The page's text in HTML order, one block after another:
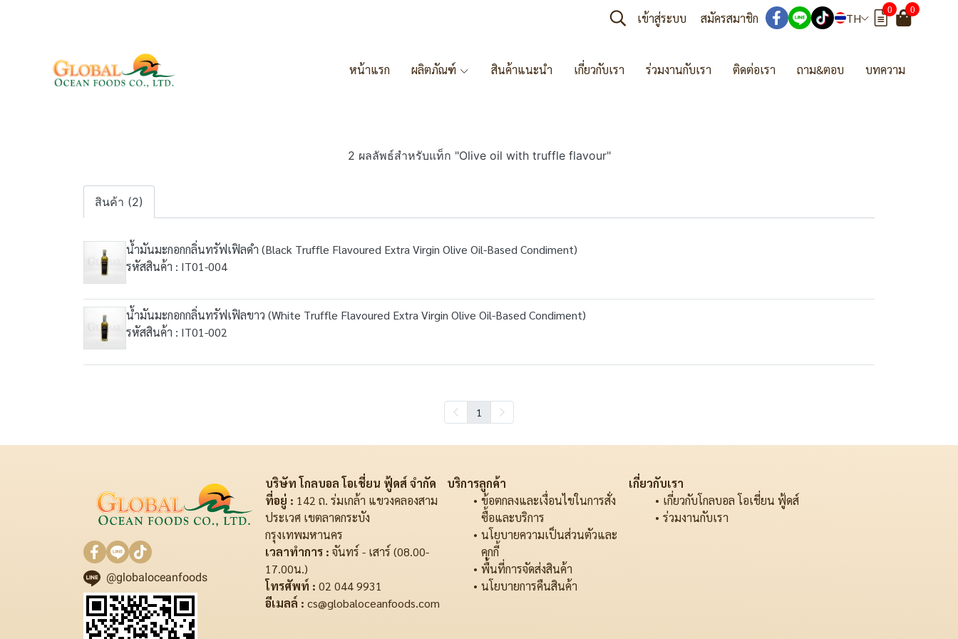
เข้าสู่ระบบ สมัครสมาชิก TH
0 0
หน้าแรก ผลิตภัณฑ์ สินค้าแนะนำ เกี่ยวกับเรา ร่วมงานกับเรา ติดต่อเรา ถาม&ตอบ บทความ
2 ผลลัพธ์สำหรับแท็ก "Olive oil with truffle flavour"
สินค้า (2)
น้ำมันมะกอกกลิ่นทรัฟเฟิลดำ (Black Truffle Flavoured Extra Virgin Olive Oil-Based Condiment)
รหัสสินค้า : IT01-004
น้ำมันมะกอกกลิ่นทรัฟเฟิลขาว (White Truffle Flavoured Extra Virgin Olive Oil-Based Condiment)
รหัสสินค้า : IT01-002
1
@globaloceanfoods
บริษัท โกลบอล โอเชี่ยน ฟู้ดส์ จำกัด
ที่อยู่ : 142 ถ. ร่มเกล้า แขวงคลองสาม
ประเวศ เขตลาดกระบัง
กรุงเทพมหานคร
เวลาทำการ : จันทร์ - เสาร์ (08.00-
17.00น.)
โทรศัพท์ : 02 044 9931
อีเมลล์ : cs@globaloceanfoods.com
บริการลูกค้า
ข้อตกลงและเงื่อนไขในการสั่ง
ซื้อและบริการ
นโยบายความเป็นส่วนตัวและ
คุกกี้
พื้นที่การจัดส่งสินค้า
นโยบายการคืนสินค้า
เกี่ยวกับเรา
เกี่ยวกับโกลบอล โอเชี่ยน ฟู้ดส์
ร่วมงานกับเรา